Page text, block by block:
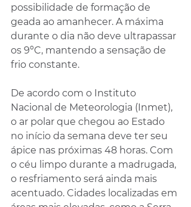
possibilidade de formação de
geada ao amanhecer. A máxima
durante o dia não deve ultrapassar
os 9ºC, mantendo a sensação de
frio constante.
De acordo com o Instituto
Nacional de Meteorologia (Inmet),
o ar polar que chegou ao Estado
no início da semana deve ter seu
ápice nas próximas 48 horas. Com
o céu limpo durante a madrugada,
o resfriamento será ainda mais
acentuado. Cidades localizadas em